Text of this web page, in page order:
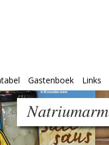
Gastenboek Links